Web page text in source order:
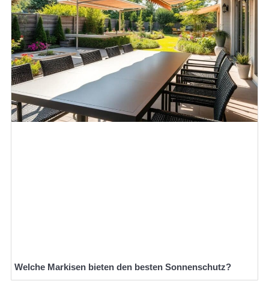
Welche Markisen bieten den besten Sonnenschutz?